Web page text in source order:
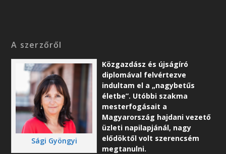
A szerzőről
Sági Gyöngyi
Közgazdász és újságíró
diplomával felvértezve
indultam el a „nagybetűs
életbe”. Utóbbi szakma
mesterfogásait a
Magyarország hajdani vezető
üzleti napilapjánál, nagy
elődöktől volt szerencsém
megtanulni.